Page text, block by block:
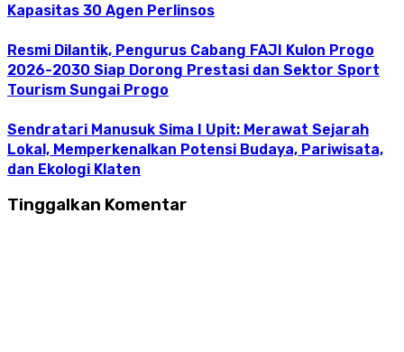
Kapasitas 30 Agen Perlinsos
Resmi Dilantik, Pengurus Cabang FAJI Kulon Progo
2026-2030 Siap Dorong Prestasi dan Sektor Sport
Tourism Sungai Progo
Sendratari Manusuk Sima I Upit: Merawat Sejarah
Lokal, Memperkenalkan Potensi Budaya, Pariwisata,
dan Ekologi Klaten
Tinggalkan Komentar